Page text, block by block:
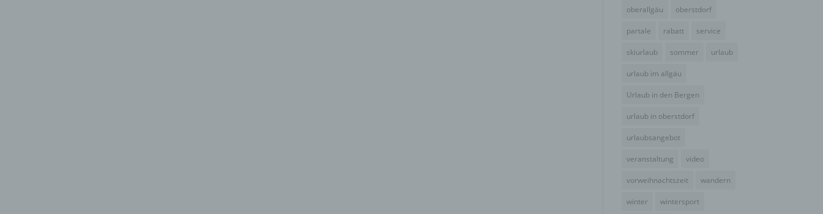
oberallgäu oberstdorf
partale rabatt service
skiurlaub sommer urlaub
urlaub im allgäu
Urlaub in den Bergen
urlaub in oberstdorf
urlaubsangebot
veranstaltung video
vorweihnachtszeit wandern
winter wintersport